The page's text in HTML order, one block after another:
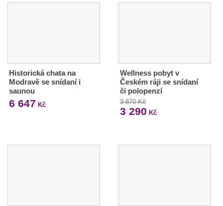
Historická chata na
Modravě se snídaní i
saunou
6 647 Kč
Wellness pobyt v
Českém ráji se snídaní
či polopenzí
3 870 Kč
3 290 Kč